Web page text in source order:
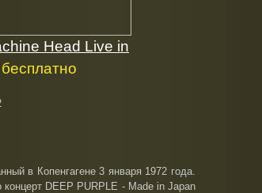
Head Live in
в Копенгагене 3 января 1972 года.
DEEP PURPLE - Made in Japan